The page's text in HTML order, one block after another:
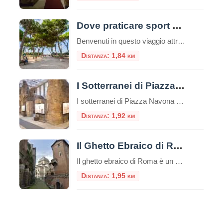
Dove praticare sport a Roma: consigli utili e attività da svolgere nella capitale
Benvenuti in questo viaggio attraverso le migliori opportunità per praticare sport nella vivace e storica città di Roma. La Capitale italiana non è solo un tesoro di arte, cultura e gastronomia, ma offre anche numerose possibilità per mantenere uno stile di vita attivo e sano, oltre che ecologico. Che siate residenti o turisti, appassionati di sport all’aria aperta o alla […]
Distanza: 1,84 km
I Sotterranei di Piazza Navona
I sotterranei di Piazza Navona sono un complesso di ambienti sotterranei situati sotto la famosa Piazza Navona di Roma, in Italia. Questi sotterranei sono noti come “Stadio di Domiziano” e rappresentano uno dei siti archeologici più importanti della città. Piazza Navona, la più bella piazza barocca di Roma, occupa la pista dell’antico “Stadio di Domiziano”, […]
Distanza: 1,92 km
Il Ghetto Ebraico di Roma
Il ghetto ebraico di Roma è un piccolo quartiere delimitato dal Tevere da una parte e da Piazza Venezia dall’altra, è una zona ricca di storia e cultura e offre diverse attrazioni e luoghi da visitare e numerosi ristorantini tipici.Questo ghetto è stato uno dei primi ghetti istituiti in Europa e ha avuto un impatto […]
Distanza: 1,95 km